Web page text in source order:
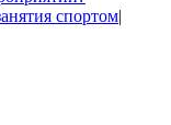
спортом|